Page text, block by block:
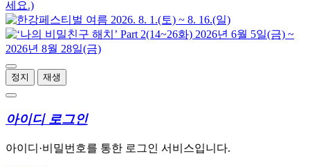
정지 재생
아이디 로그인
아이디·비밀번호를 통한 로그인 서비스입니다.